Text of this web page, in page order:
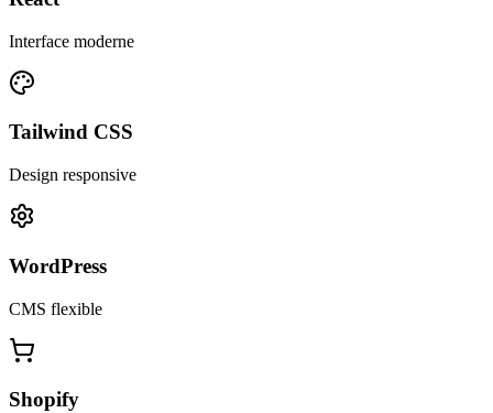
Interface moderne
Tailwind CSS
Design responsive
WordPress
CMS flexible
Shopify